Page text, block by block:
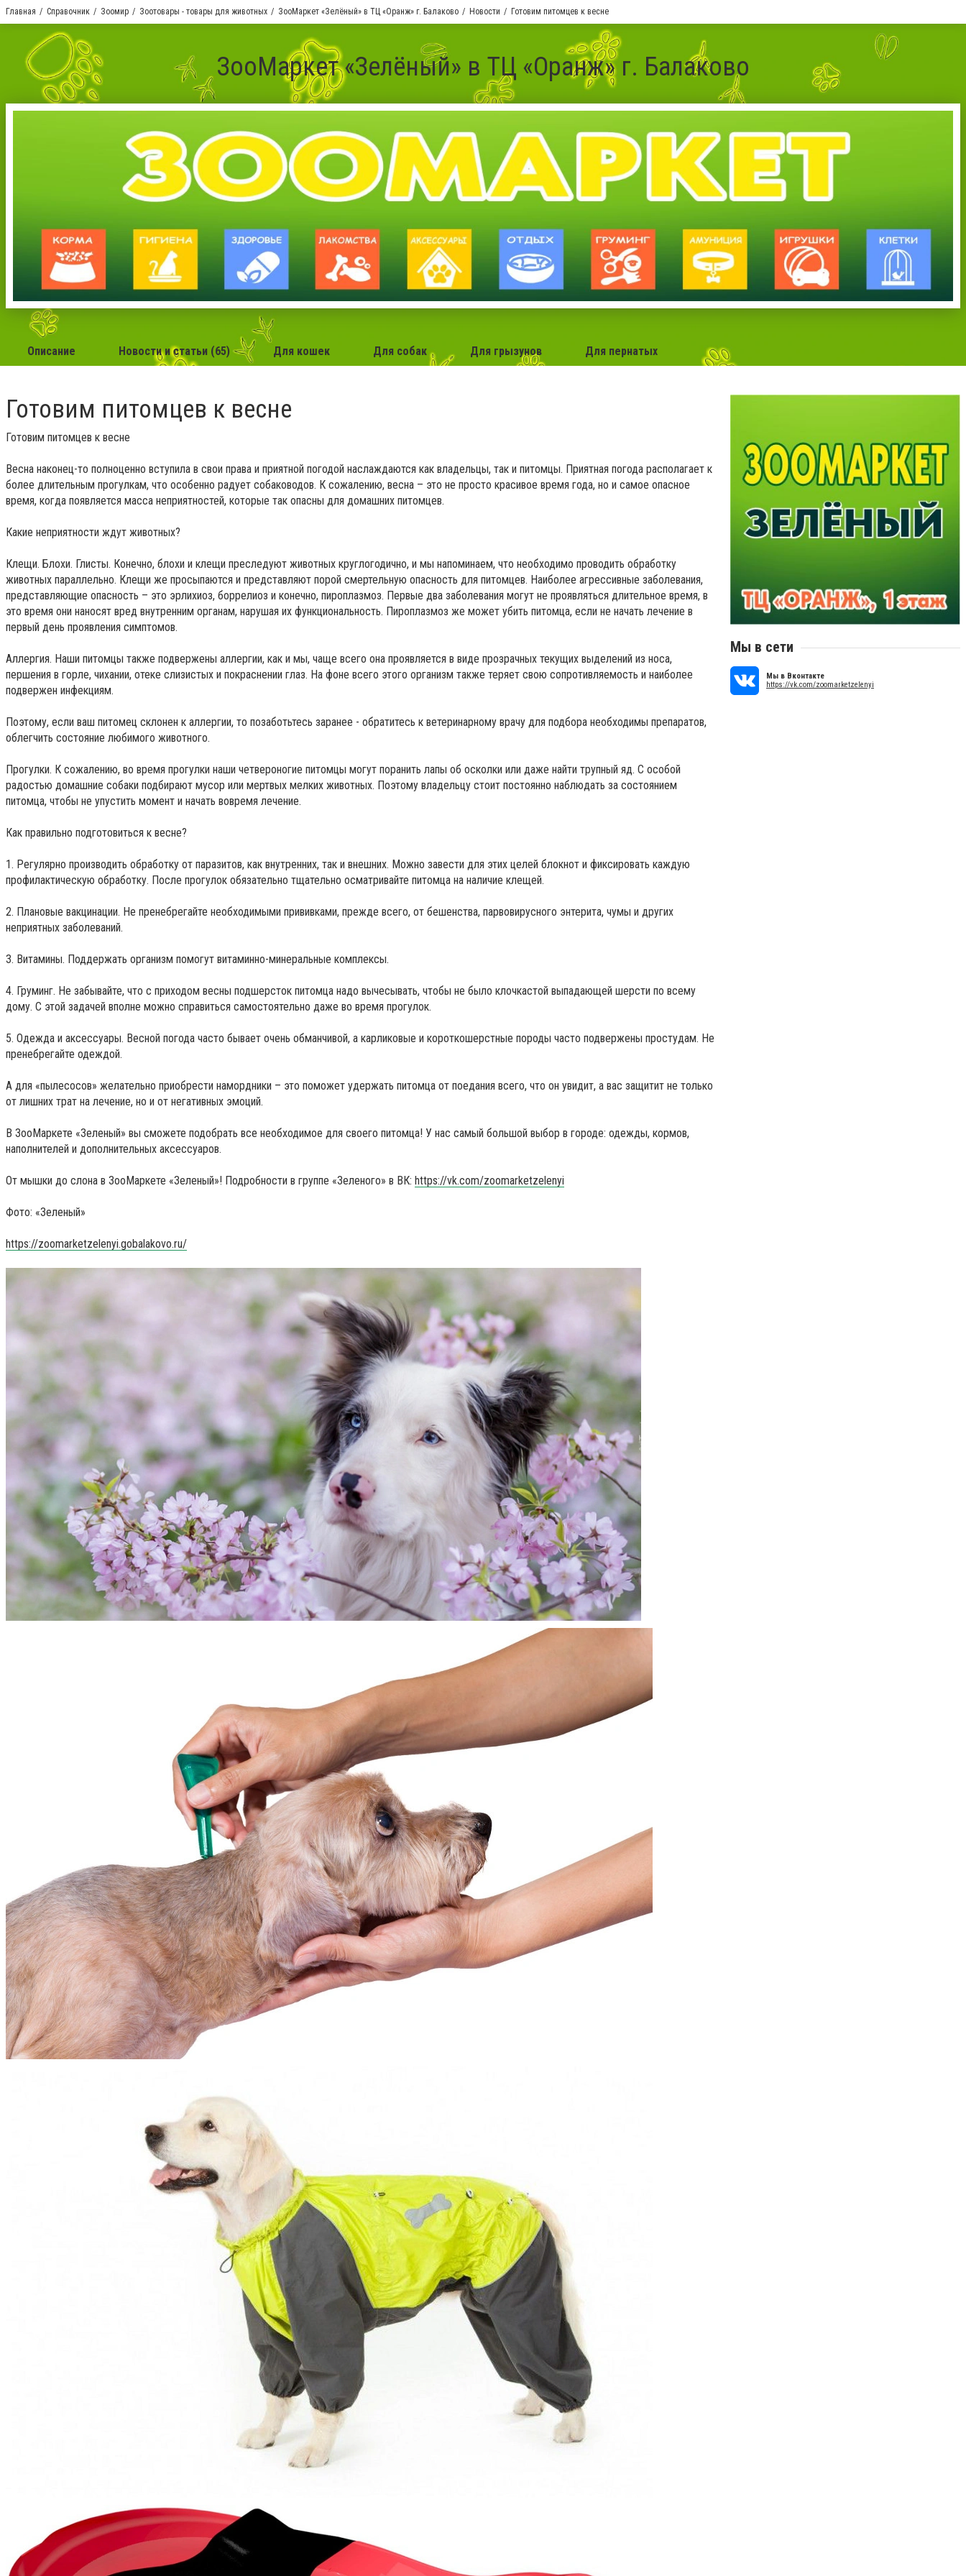
Главная Справочник Зоомир Зоотовары - товары для животных ЗооМаркет «Зелёный» в ТЦ «Оранж» г. Балаково Новости Готовим питомцев к весне
ЗооМаркет «Зелёный» в ТЦ «Оранж» г. Балаково
Описание Новости и статьи (65) Для кошек Для собак Для грызунов Для пернатых
Готовим питомцев к весне
Готовим питомцев к весне
Весна наконец-то полноценно вступила в свои права и приятной погодой наслаждаются как владельцы, так и питомцы. Приятная погода располагает к
более длительным прогулкам, что особенно радует собаководов. К сожалению, весна – это не просто красивое время года, но и самое опасное
время, когда появляется масса неприятностей, которые так опасны для домашних питомцев.
Какие неприятности ждут животных?
Клещи. Блохи. Глисты. Конечно, блохи и клещи преследуют животных круглогодично, и мы напоминаем, что необходимо проводить обработку
животных параллельно. Клещи же просыпаются и представляют порой смертельную опасность для питомцев. Наиболее агрессивные заболевания,
представляющие опасность – это эрлихиоз, боррелиоз и конечно, пироплазмоз. Первые два заболевания могут не проявляться длительное время, в
это время они наносят вред внутренним органам, нарушая их функциональность. Пироплазмоз же может убить питомца, если не начать лечение в
первый день проявления симптомов.
Аллергия. Наши питомцы также подвержены аллергии, как и мы, чаще всего она проявляется в виде прозрачных текущих выделений из носа,
першения в горле, чихании, отеке слизистых и покраснении глаз. На фоне всего этого организм также теряет свою сопротивляемость и наиболее
подвержен инфекциям.
Поэтому, если ваш питомец склонен к аллергии, то позаботьтесь заранее - обратитесь к ветеринарному врачу для подбора необходимы препаратов,
облегчить состояние любимого животного.
Прогулки. К сожалению, во время прогулки наши четвероногие питомцы могут поранить лапы об осколки или даже найти трупный яд. С особой
радостью домашние собаки подбирают мусор или мертвых мелких животных. Поэтому владельцу стоит постоянно наблюдать за состоянием
питомца, чтобы не упустить момент и начать вовремя лечение.
Как правильно подготовиться к весне?
1. Регулярно производить обработку от паразитов, как внутренних, так и внешних. Можно завести для этих целей блокнот и фиксировать каждую
профилактическую обработку. После прогулок обязательно тщательно осматривайте питомца на наличие клещей.
2. Плановые вакцинации. Не пренебрегайте необходимыми прививками, прежде всего, от бешенства, парвовирусного энтерита, чумы и других
неприятных заболеваний.
3. Витамины. Поддержать организм помогут витаминно-минеральные комплексы.
4. Груминг. Не забывайте, что с приходом весны подшерсток питомца надо вычесывать, чтобы не было клочкастой выпадающей шерсти по всему
дому. С этой задачей вполне можно справиться самостоятельно даже во время прогулок.
5. Одежда и аксессуары. Весной погода часто бывает очень обманчивой, а карликовые и короткошерстные породы часто подвержены простудам. Не
пренебрегайте одеждой.
А для «пылесосов» желательно приобрести намордники – это поможет удержать питомца от поедания всего, что он увидит, а вас защитит не только
от лишних трат на лечение, но и от негативных эмоций.
В ЗооМаркете «Зеленый» вы сможете подобрать все необходимое для своего питомца! У нас самый большой выбор в городе: одежды, кормов,
наполнителей и дополнительных аксессуаров.
От мышки до слона в ЗооМаркете «Зеленый»! Подробности в группе «Зеленого» в ВК: https://vk.com/zoomarketzelenyi
Фото: «Зеленый»
https://zoomarketzelenyi.gobalakovo.ru/
Мы в сети
Мы в Вконтакте
https://vk.com/zoomarketzelenyi